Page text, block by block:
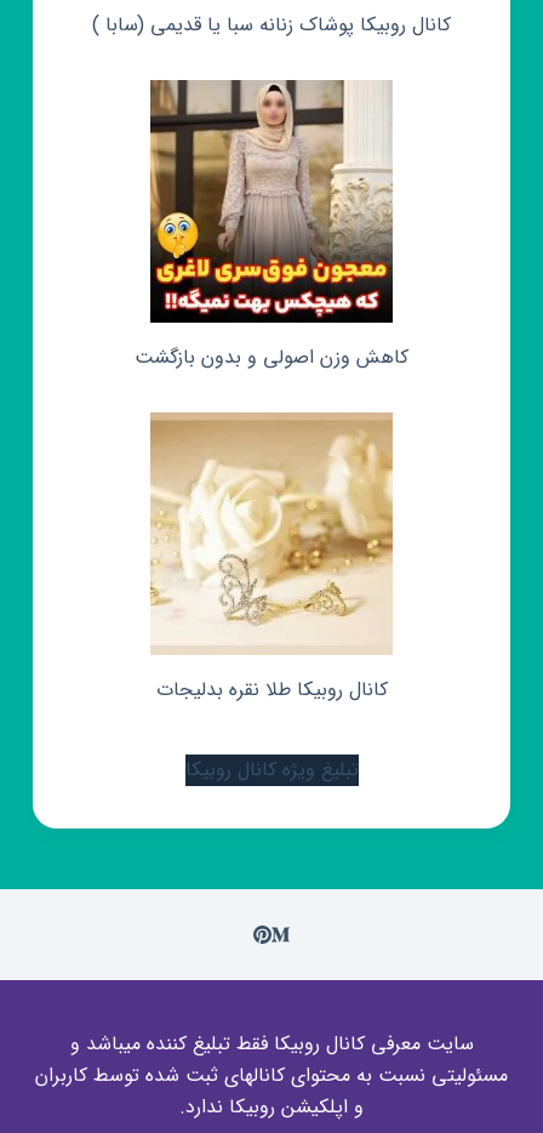
کانال روبیکا پوشاک زنانه سبا یا قدیمی (سابا )
کاهش وزن اصولی و بدون بازگشت
کانال روبیکا طلا نقره بدلیجات
تبلیغ ویژه کانال روبیکا
سایت معرفی کانال روبیکا فقط تبلیغ کننده میباشد و
مسئولیتی نسبت به محتوای کانالهای ثبت شده توسط کاربران
و اپلکیشن روبیکا ندارد.